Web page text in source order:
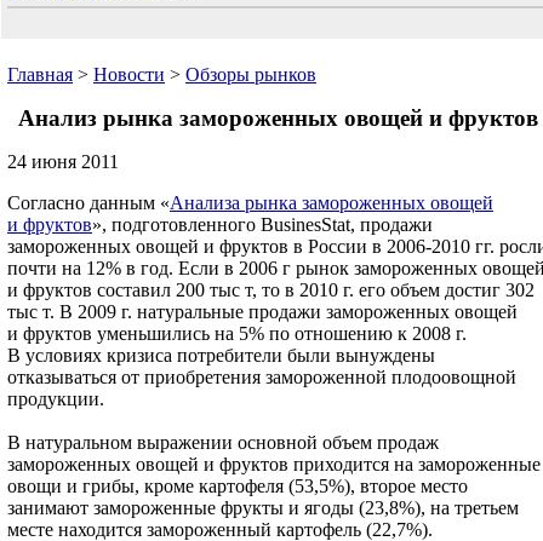
Главная > Новости > Обзоры рынков
Анализ рынка замороженных овощей и фруктов
24 июня 2011
Согласно данным «Анализа рынка замороженных овощей
и фруктов», подготовленного BusinesStat, продажи
замороженных овощей и фруктов в России в 2006-2010 гг.
почти на 12% в год. Если в 2006 г рынок замороженных
и фруктов составил 200 тыс т, то в 2010 г. его объем достиг 302
тыс т. В 2009 г. натуральные продажи замороженных овощей
и фруктов уменьшились на 5% по отношению к 2008 г.
В условиях кризиса потребители были вынуждены
отказываться от приобретения замороженной плодоовощной
продукции.
В натуральном выражении основной объем продаж
замороженных овощей и фруктов приходится на замороженные
овощи и грибы, кроме картофеля (53,5%), второе место
занимают замороженные фрукты и ягоды (23,8%), на третьем
месте находится замороженный картофель (22,7%).